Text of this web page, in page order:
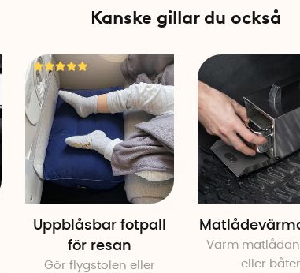
Material: Nylon
Strömsladd: 50
Utvändigt mått:
Mått invändigt:
Mått
Kanske gillar du också
Uppblåsbar fotpall
för resan
Gör flygstolen eller
Värm
eller